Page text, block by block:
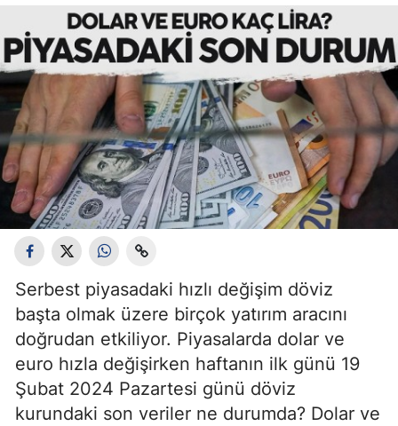
Serbest piyasadaki hızlı değişim döviz
başta olmak üzere birçok yatırım aracını
doğrudan etkiliyor. Piyasalarda dolar ve
euro hızla değişirken haftanın ilk günü 19
Şubat 2024 Pazartesi günü döviz
kurundaki son veriler ne durumda? Dolar ve